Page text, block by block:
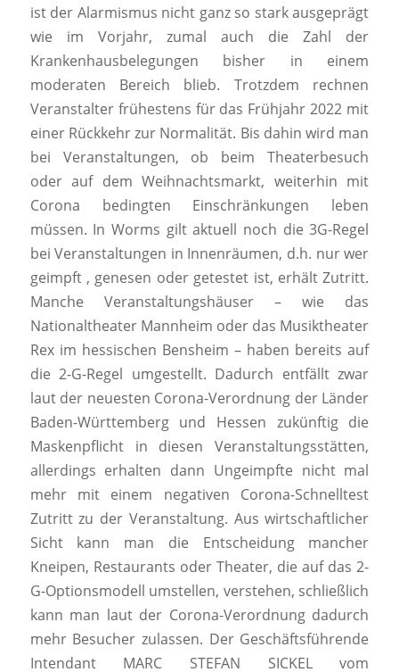
ist der Alarmismus nicht ganz so stark ausgeprägt
wie im Vorjahr, zumal auch die Zahl der
Krankenhausbelegungen bisher in einem
moderaten Bereich blieb. Trotzdem rechnen
Veranstalter frühestens für das Frühjahr 2022 mit
einer Rückkehr zur Normalität. Bis dahin wird man
bei Veranstaltungen, ob beim Theaterbesuch
oder auf dem Weihnachtsmarkt, weiterhin mit
Corona bedingten Einschränkungen leben
müssen. In Worms gilt aktuell noch die 3G-Regel
bei Veranstaltungen in Innenräumen, d.h. nur wer
geimpft , genesen oder getestet ist, erhält Zutritt.
Manche Veranstaltungshäuser – wie das
Nationaltheater Mannheim oder das Musiktheater
Rex im hessischen Bensheim – haben bereits auf
die 2-G-Regel umgestellt. Dadurch entfällt zwar
laut der neuesten Corona-Verordnung der Länder
Baden-Württemberg und Hessen zukünftig die
Maskenpflicht in diesen Veranstaltungsstätten,
allerdings erhalten dann Ungeimpfte nicht mal
mehr mit einem negativen Corona-Schnelltest
Zutritt zu der Veranstaltung. Aus wirtschaftlicher
Sicht kann man die Entscheidung mancher
Kneipen, Restaurants oder Theater, die auf das 2-
G-Optionsmodell umstellen, verstehen, schließlich
kann man laut der Corona-Verordnung dadurch
mehr Besucher zulassen. Der Geschäftsführende
Intendant MARC STEFAN SICKEL vom